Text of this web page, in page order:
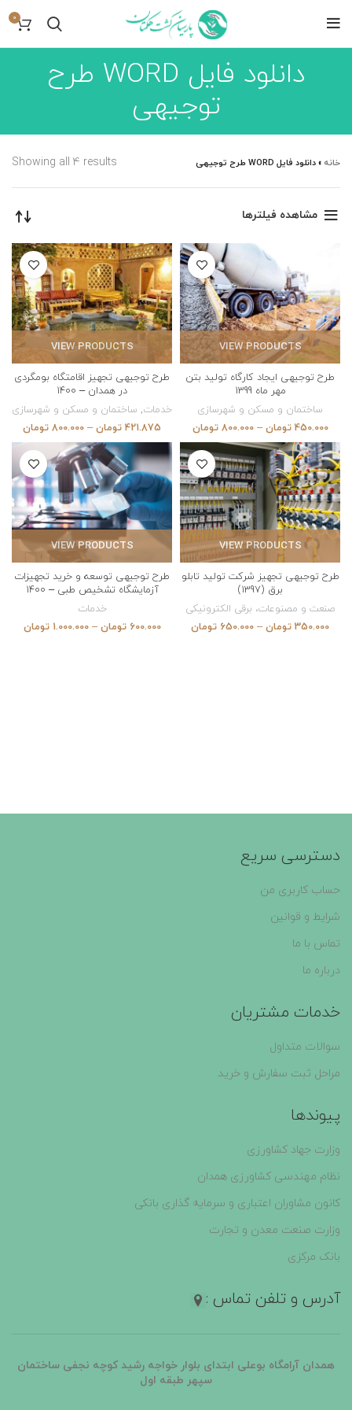
0
دانلود فایل WORD طرح
توجیهی
خانه »دانلود فایل WORD طرح توجیهی Showing all 4 results
مشاهده فیلترها
VIEW PRODUCTS
طرح توجیهی ایجاد کارگاه تولید بتن
مهر ماه 1399
ساختمان و مسکن و شهرسازی
450.000 تومان–
800.000 تومان
VIEW PRODUCTS
طرح توجیهی تجهیز اقامتگاه بومگردی
در همدان – 1400
خدمات, ساختمان و مسکن و شهرسازی
421.875 تومان–
800.000 تومان
VIEW PRODUCTS
طرح توجیهی تجهیز شرکت تولید تابلو
برق (1397)
صنعت و مصنوعات، برقی الکترونیکی
350.000 تومان–
650.000 تومان
VIEW PRODUCTS
طرح توجیهی توسعه و خرید تجهیزات
آزمایشگاه تشخیص طبی – 1400
خدمات
600.000 تومان–
1.000.000 تومان
دسترسی سریع
حساب کاربری من
شرایط و قوانین
تماس با ما
درباره ما
خدمات مشتریان
سوالات متداول
مراحل ثبت سفارش و خرید
پیوندها
وزارت جهاد کشاورزی
نظام مهندسی کشاورزی همدان
کانون مشاوران اعتباری و سرمایه گذاری بانکی
وزارت صنعت معدن و تجارت
بانک مرکزی
آدرس و تلفن تماس :
همدان آرامگاه بوعلی ابتدای بلوار خواجه رشید کوچه نجفی ساختمان
سپهر طبقه اول